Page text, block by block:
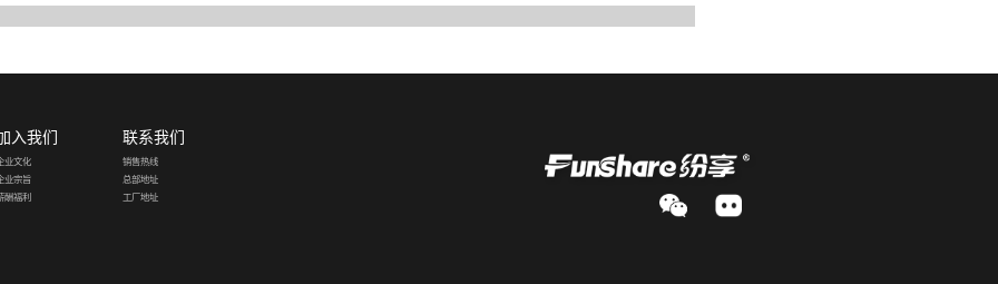
入我们
业文化
业宗旨
酬福利
联系我们
销售热线
总部地址
工厂地址